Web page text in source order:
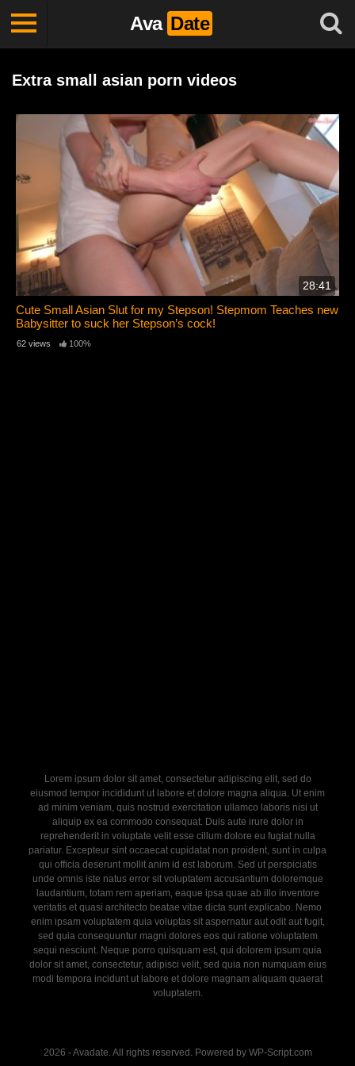
Ava Date
Extra small asian porn videos
28:41
Cute Small Asian Slut for my Stepson! Stepmom Teaches new
Babysitter to suck her Stepson’s cock!
62 views 100%
Lorem ipsum dolor sit amet, consectetur adipiscing elit, sed do
eiusmod tempor incididunt ut labore et dolore magna aliqua. Ut enim
ad minim veniam, quis nostrud exercitation ullamco laboris nisi ut
aliquip ex ea commodo consequat. Duis aute irure dolor in
reprehenderit in voluptate velit esse cillum dolore eu fugiat nulla
pariatur. Excepteur sint occaecat cupidatat non proident, sunt in culpa
qui officia deserunt mollit anim id est laborum. Sed ut perspiciatis
unde omnis iste natus error sit voluptatem accusantium doloremque
laudantium, totam rem aperiam, eaque ipsa quae ab illo inventore
veritatis et quasi architecto beatae vitae dicta sunt explicabo. Nemo
enim ipsam voluptatem quia voluptas sit aspernatur aut odit aut fugit,
sed quia consequuntur magni dolores eos qui ratione voluptatem
sequi nesciunt. Neque porro quisquam est, qui dolorem ipsum quia
dolor sit amet, consectetur, adipisci velit, sed quia non numquam eius
modi tempora incidunt ut labore et dolore magnam aliquam quaerat
voluptatem.
2026 - Avadate. All rights reserved. Powered by WP-Script.com